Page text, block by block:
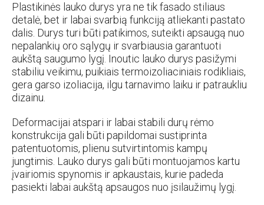
Plastikinės lauko durys yra ne tik fasado stiliaus
detalė, bet ir labai svarbią funkciją atliekanti pastato
dalis. Durys turi būti patikimos, suteikti apsaugą nuo
nepalankių oro sąlygų ir svarbiausia garantuoti
aukštą saugumo lygį. Inoutic lauko durys pasižymi
stabiliu veikimu, puikiais termoizoliaciniais rodikliais,
gera garso izoliacija, ilgu tarnavimo laiku ir patraukliu
dizainu.
Deformacijai atspari ir labai stabili durų rėmo
konstrukcija gali būti papildomai sustiprinta
patentuotomis, plienu sutvirtintomis kampų
jungtimis. Lauko durys gali būti montuojamos kartu
įvairiomis spynomis ir apkaustais, kurie padeda
pasiekti labai aukštą apsaugos nuo įsilaužimų lygį.